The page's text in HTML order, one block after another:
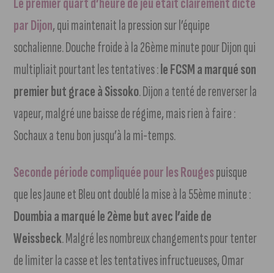
Le premier quart d’heure de jeu était clairement dicté
par Dijon, qui maintenait la pression sur l’équipe
sochalienne. Douche froide à la 26ème minute pour Dijon qui
multipliait pourtant les tentatives :le FCSM a marqué son
premier but grace à Sissoko. Dijon a tenté de renverser la
vapeur, malgré une baisse de régime, mais rien à faire :
Sochaux a tenu bon jusqu’à la mi-temps.
Seconde période compliquée pour les Rougespuisque
que les Jaune et Bleu ont doublé la mise à la 55ème minute :
Doumbia a marqué le 2ème but avec l’aide de
Weissbeck. Malgré les nombreux changements pour tenter
de limiter la casse et les tentatives infructueuses, Omar